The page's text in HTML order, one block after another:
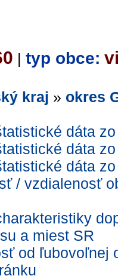
| typ obce:
kraj » okres
dáta
dáta
dáta
/ vzdialenosť
a miest SR
od ľubovoľnej